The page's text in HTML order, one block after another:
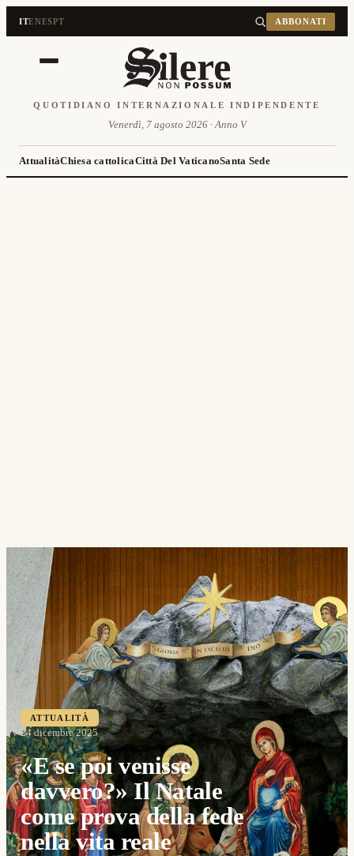
ITENESPT ABBONATI
QUOTIDIANO INTERNAZIONALE INDIPENDENTE
Venerdì, 7 agosto 2026 · Anno V
AttualitàChiesa cattolicaCittà Del VaticanoSanta Sede
ATTUALITÀ
24 dicembre 2025
«E se poi venisse
davvero?» Il Natale
come prova della fede
nella vita reale